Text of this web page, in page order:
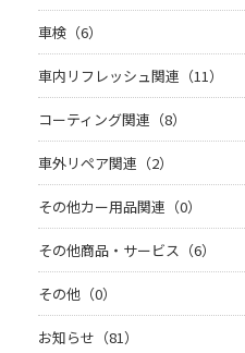
車検（6）
車内リフレッシュ関連（11）
コーティング関連（8）
車外リペア関連（2）
その他カー用品関連（0）
その他商品・サービス（6）
その他（0）
お知らせ（81）